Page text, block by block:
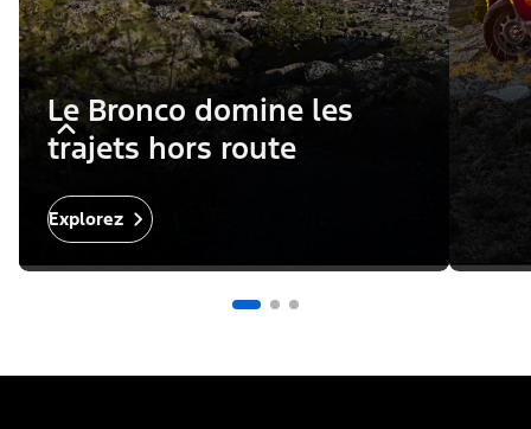
Le Bronco domine les
trajets hors route
Explorez